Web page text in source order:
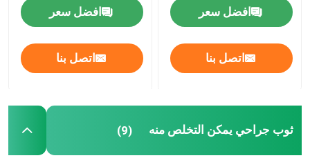
المنتجات
افضل سعر
اتصل بنا
افضل سعر
اتصل بنا
ثوب جراحي يمكن التخلص منه (9)